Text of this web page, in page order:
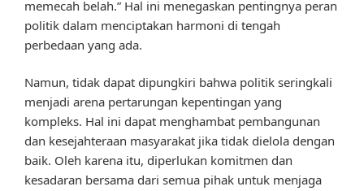
memecah belah.” Hal ini menegaskan pentingnya peran
politik dalam menciptakan harmoni di tengah
perbedaan yang ada.
Namun, tidak dapat dipungkiri bahwa politik seringkali
menjadi arena pertarungan kepentingan yang
kompleks. Hal ini dapat menghambat pembangunan
dan kesejahteraan masyarakat jika tidak dielola dengan
baik. Oleh karena itu, diperlukan komitmen dan
kesadaran bersama dari semua pihak untuk menjaga